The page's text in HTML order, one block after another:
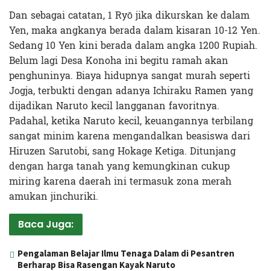
Dan sebagai catatan, 1 Ryō jika dikurskan ke dalam
Yen, maka angkanya berada dalam kisaran 10-12 Yen.
Sedang 10 Yen kini berada dalam angka 1200 Rupiah.
Belum lagi Desa Konoha ini begitu ramah akan
penghuninya. Biaya hidupnya sangat murah seperti
Jogja, terbukti dengan adanya Ichiraku Ramen yang
dijadikan Naruto kecil langganan favoritnya.
Padahal, ketika Naruto kecil, keuangannya terbilang
sangat minim karena mengandalkan beasiswa dari
Hiruzen Sarutobi, sang Hokage Ketiga. Ditunjang
dengan harga tanah yang kemungkinan cukup
miring karena daerah ini termasuk zona merah
amukan jinchuriki.
Baca Juga:
Pengalaman Belajar Ilmu Tenaga Dalam di Pesantren
Berharap Bisa Rasengan Kayak Naruto